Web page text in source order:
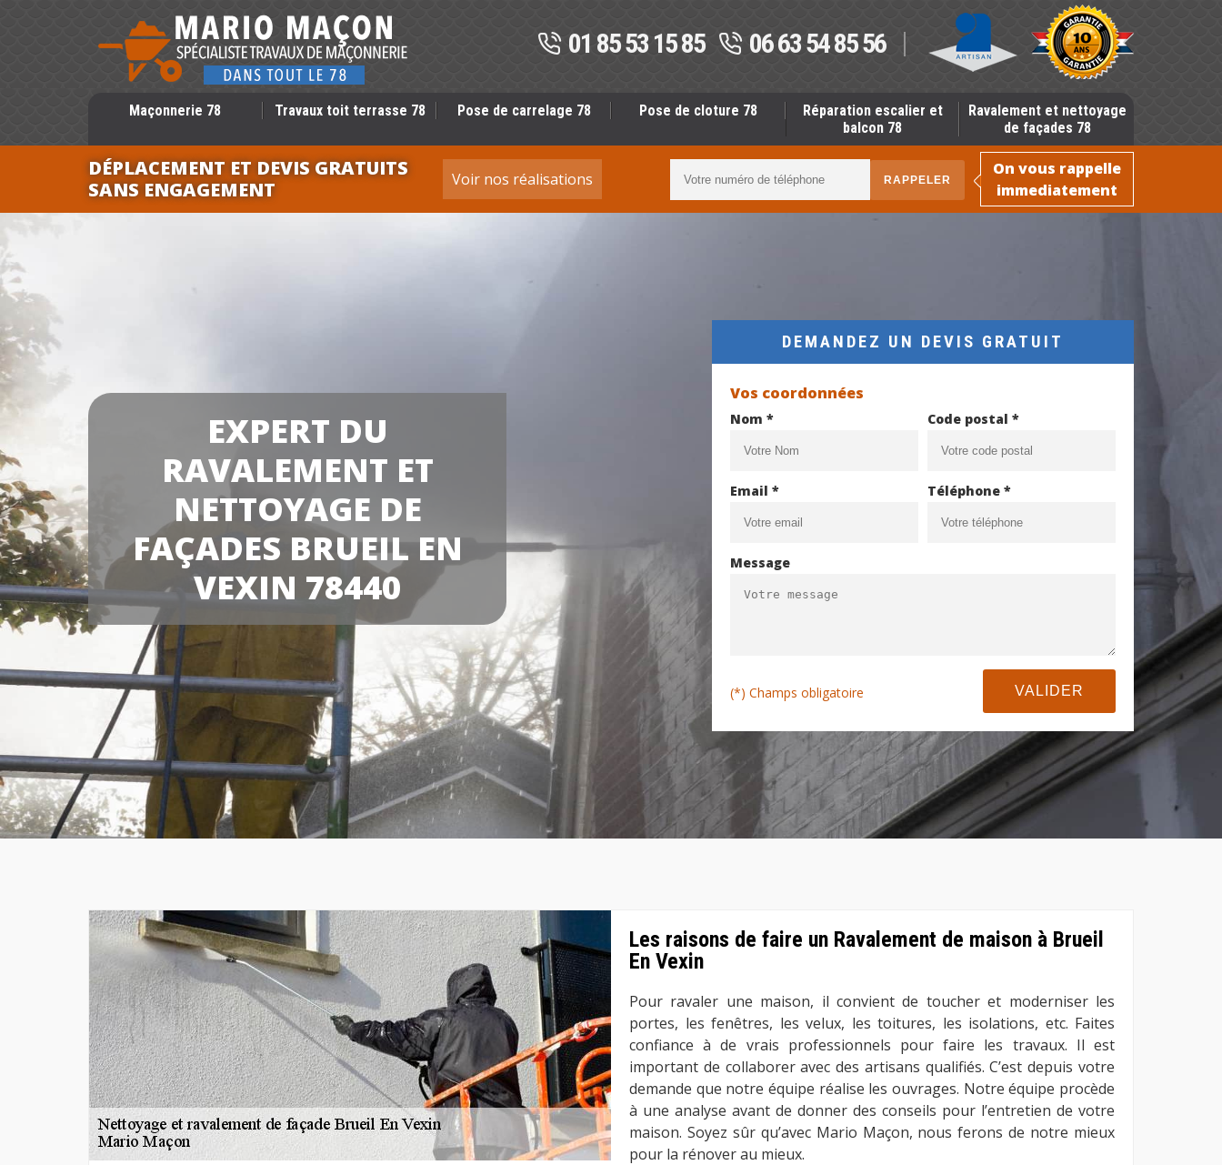
01 85 53 15 85 06 63 54 85 56
Maçonnerie 78 Travaux toit terrasse 78 Pose de carrelage 78 Pose de cloture 78
Réparation escalier et
balcon 78
Ravalement et nettoyage
de façades 78
DÉPLACEMENT ET DEVIS GRATUITS
SANS ENGAGEMENT
Voir nos réalisations
On vous rappelle
immediatement
EXPERT DU
RAVALEMENT ET
NETTOYAGE DE
FAÇADES BRUEIL EN
VEXIN 78440
DEMANDEZ UN DEVIS GRATUIT
Vos coordonnées
Nom * Code postal *
Email * Téléphone *
Message
(*) Champs obligatoire
Les raisons de faire un Ravalement de maison à Brueil
En Vexin
Pour ravaler une maison, il convient de toucher et moderniser les
portes, les fenêtres, les velux, les toitures, les isolations, etc. Faites
confiance à de vrais professionnels pour faire les travaux. Il est
important de collaborer avec des artisans qualifiés. C’est depuis votre
demande que notre équipe réalise les ouvrages. Notre équipe procède
à une analyse avant de donner des conseils pour l’entretien de votre
maison. Soyez sûr qu’avec Mario Maçon, nous ferons de notre mieux
pour la rénover au mieux.